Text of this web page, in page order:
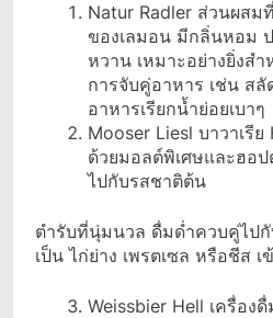
Natur Radler ส่วนผสม
ของเลมอน มีกลิ่นหอม
หวาน เหมาะอย่างยิ่งส
การจับคู่อาหาร เช่น สลั
อาหารเรียกน้ำย่อยเบาๆ
Mooser Liesl บาวาเรี
ด้วยมอลต์พิเศษและฮอ
ไปกับรสชาติต้น
ตำรับที่นุ่มนวล ดื่มด่ำควบคู่ไปกั
เป็น ไก่ย่าง เพรตเซล หรือชีส เ
Weissbier Hell เครื่อง